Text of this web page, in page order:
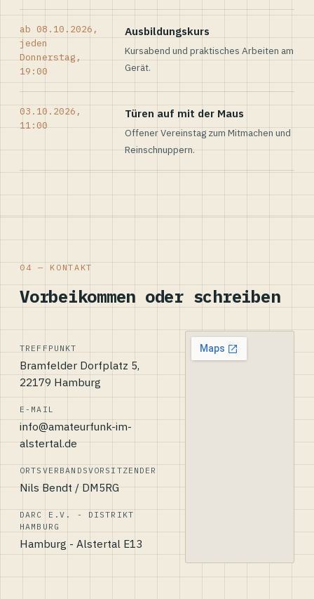
ab 08.10.2026,
jeden
Donnerstag,
19:00
Ausbildungskurs
Kursabend und praktisches Arbeiten am
Gerät.
03.10.2026,
11:00
Türen auf mit der Maus
Offener Vereinstag zum Mitmachen und
Reinschnuppern.
04 — KONTAKT
Vorbeikommen oder schreiben
TREFFPUNKT
Bramfelder Dorfplatz 5,
22179 Hamburg
E-MAIL
info@amateurfunk-im-
alstertal.de
ORTSVERBANDSVORSITZENDER
Nils Bendt / DM5RG
DARC E.V. - DISTRIKT
HAMBURG
Hamburg - Alstertal E13